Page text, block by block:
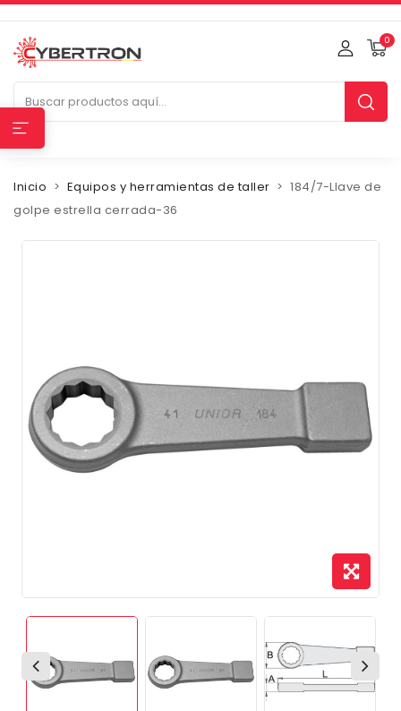
0
Inicio Equipos y herramientas de taller
184/7-Llave de
golpe estrella cerrada-36